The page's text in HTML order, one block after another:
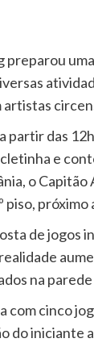
preparou
artistas
partir das
e
o Capitão
piso, próximo
de jogos
na
com cinco
do iniciante